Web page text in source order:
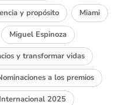
y propósito Miami
Miguel Espinoza
y transformar vidas
a los premios
2025